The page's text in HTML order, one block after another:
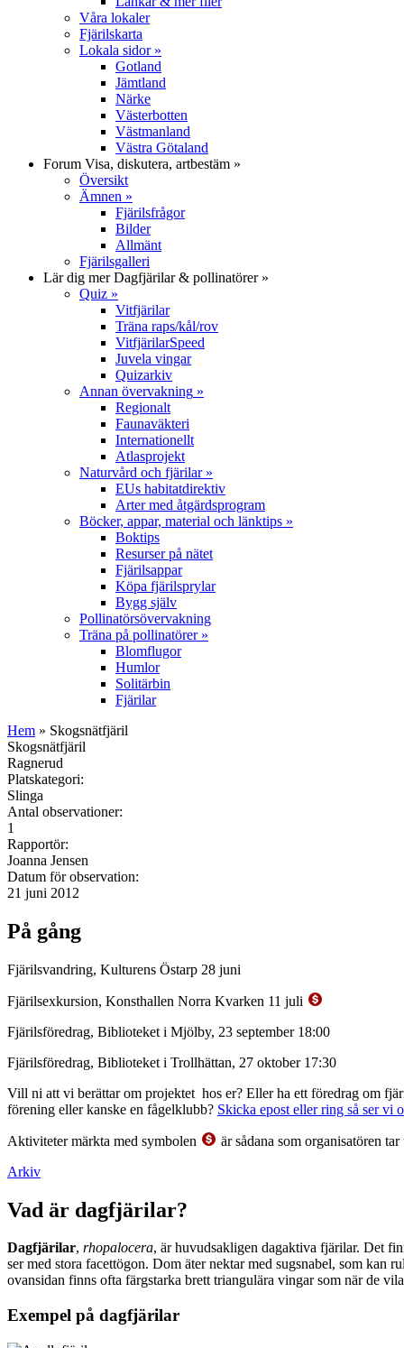
Våra lokaler
Fjärilskarta
Lokala sidor»
Gotland
Jämtland
Närke
Västerbotten
Västmanland
Västra Götaland
Forum Visa, diskutera, artbestäm »
Översikt
Ämnen »
Fjärilsfrågor
Bilder
Allmänt
Fjärilsgalleri
Lär dig merDagfjärilar & pollinatörer»
Quiz »
Vitfjärilar
Träna raps/kål/rov
VitfjärilarSpeed
Juvela vingar
Quizarkiv
Annan övervakning »
Regionalt
Faunaväkteri
Internationellt
Atlasprojekt
Naturvård och fjärilar»
EUs habitatdirektiv
Arter med åtgärdsprogram
Böcker, appar, material och länktips »
Boktips
Resurser på nätet
Fjärilsappar
Köpa fjärilsprylar
Bygg själv
Pollinatörsövervakning
Träna på pollinatörer»
Blomflugor
Humlor
Solitärbin
Fjärilar
Hem » Skogsnätfjäril
Skogsnätfjäril
Ragnerud
Platskategori:
Slinga
Antal observationer:
1
Rapportör:
Joanna Jensen
Datum för observation:
21 juni 2012
På gång
Fjärilsvandring, Kulturens Östarp 28 juni
Fjärilsexkursion, Konsthallen Norra Kvarken 11 juli
Fjärilsföredrag, Biblioteket i Mjölby, 23 september 18:00
Fjärilsföredrag, Biblioteket i Trollhättan, 27 oktober 17:30
Vill ni att vi berättar om projektet hos er? Eller ha ett föredrag om
förening eller kanske en fågelklubb? Skicka epost eller ring så ser vi
Aktiviteter märkta med symbolen
är sådana som organisatören
Arkiv
Vad är dagfjärilar?
Dagfjärilar, rhopalocera, är huvudsakligen dagaktiva fjärilar. Det
ser med stora facettögon. Dom äter nektar med sugsnabel, som kan
ovansidan finns ofta färgstarka brett triangulära vingar som när de
Exempel på dagfjärilar